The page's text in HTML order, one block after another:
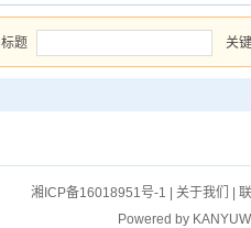
标题 关
湘ICP备16018951号-1 关于我们
Powered by KANYUW